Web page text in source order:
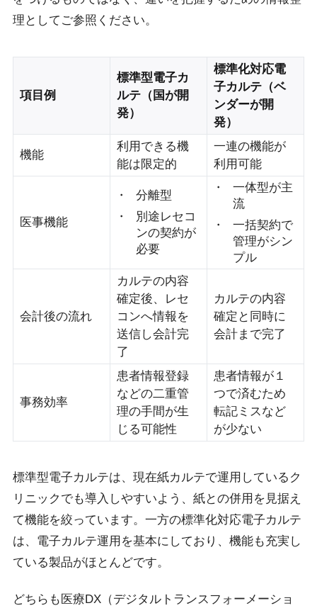
理としてご参照ください。
項目例
標準型電子カ
ルテ（国が開
発）
標準化対応電
子カルテ（ベ
ンダーが開
発）
機能
利用できる機
能は限定的
一連の機能が
利用可能
医事機能
分離型
別途レセコ
ンの契約が
必要
一体型が主
流
一括契約で
管理がシン
プル
会計後の流れ
カルテの内容
確定後、レセ
コンへ情報を
送信し会計完
了
カルテの内容
確定と同時に
会計まで完了
事務効率
患者情報登録
などの二重管
理の手間が生
じる可能性
患者情報が１
つで済むため
転記ミスなど
が少ない
標準型電子カルテは、現在紙カルテで運用しているク
リニックでも導入しやすいよう、紙との併用を見据え
て機能を絞っています。一方の標準化対応電子カルテ
は、電子カルテ運用を基本にしており、機能も充実し
ている製品がほとんどです。
どちらも医療DX（デジタルトランスフォーメーショ